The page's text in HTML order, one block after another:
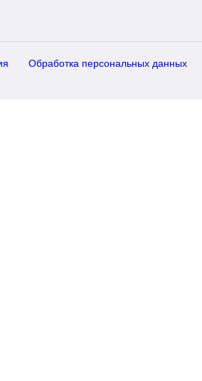
Обработка персональных данных